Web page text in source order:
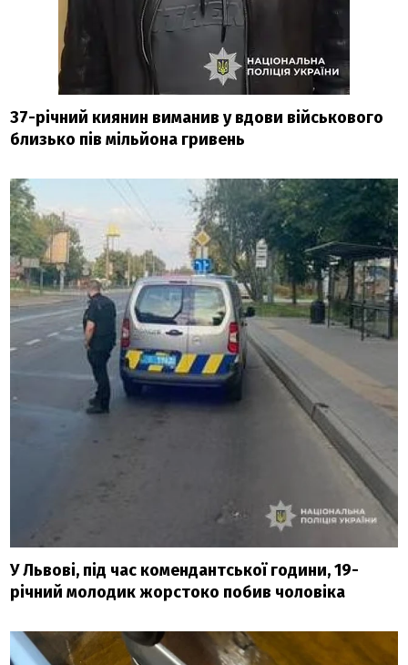
37-річний киянин виманив у вдови військового
близько пів мільйона гривень
У Львові, під час комендантської години, 19-
річний молодик жорстоко побив чоловіка